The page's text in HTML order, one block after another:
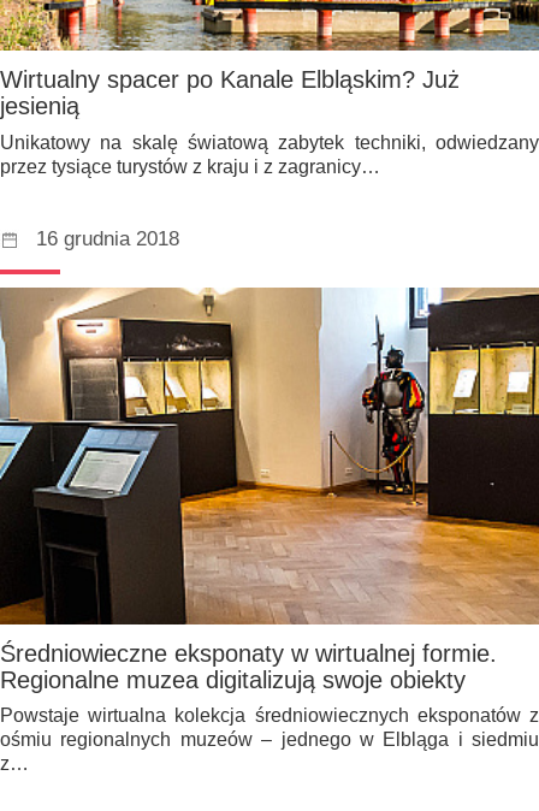
Wirtualny spacer po Kanale Elbląskim? Już
jesienią
Unikatowy na skalę światową zabytek techniki, odwiedzany
przez tysiące turystów z kraju i z zagranicy…
16 grudnia 2018
Średniowieczne eksponaty w wirtualnej formie.
Regionalne muzea digitalizują swoje obiekty
Powstaje wirtualna kolekcja średniowiecznych eksponatów z
ośmiu regionalnych muzeów – jednego w Elbląga i siedmiu
z…